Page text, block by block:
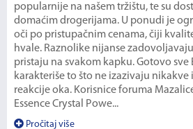
popularnije na našem tržištu, te su
domaćim drogerijama. U ponudi je
oči po pristupačnim cenama, čiji
hvale. Raznolike nijanse
pristaju na svakom kapku. Gotovo sve
karakteriše to što ne izazivaju nikakve
reakcije oka. Korisnice foruma
Essence Crystal Powe...
Pročitaj više